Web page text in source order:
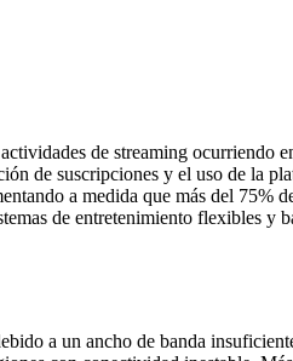
de streaming ocurriendo
de suscripciones y el uso de la
a medida que más del 75%
de entretenimiento flexibles y
a un ancho de banda